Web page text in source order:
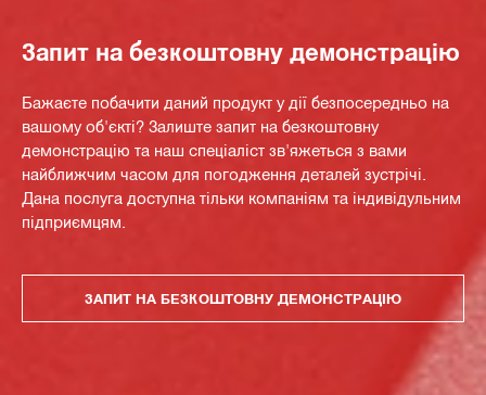
Запит на безкоштовну демонстрацію
Бажаєте побачити даний продукт у дії безпосередньо на
вашому об'єкті? Залиште запит на безкоштовну
демонстрацію та наш спеціаліст зв'яжеться з вами
найближчим часом для погодження деталей зустрічі.
Дана послуга доступна тільки компаніям та індивідульним
підприємцям.
ЗАПИТ НА БЕЗКОШТОВНУ ДЕМОНСТРАЦІЮ